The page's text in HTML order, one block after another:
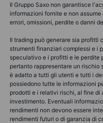
Il Gruppo Saxo non garantisce
informazioni fornite e non
errori, omissioni, perdite o danni
Il trading può generare sia profitti
strumenti finanziari complessi e i
speculativo e i profitti e le perdite
pertanto rappresentare un
è adatto a tutti gli utenti e tutti i
possiedono tutte le informazioni
prodotti e i relativi rischi, al fine
investimento. Eventuali
rendimenti non devono essere
rendimenti futuri o di garanzia di